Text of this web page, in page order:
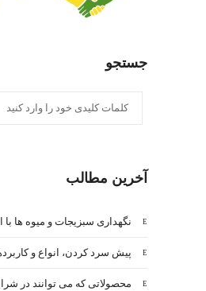
جستجو
آخرین مطالب
نگهداری سبزیجات و میوه ها با
پیش سرد کردن، انواع و
محصولاتی که می توانند در